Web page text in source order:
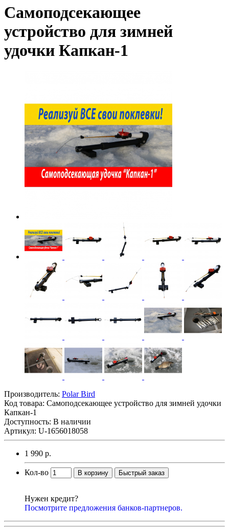
Самоподсекающее
устройство для зимней
удочки Капкан-1
Производитель: Polar Bird
Код товара: Самоподсекающее устройство для зимней удочки
Капкан-1
Доступность: В наличии
Артикул: U-1656018058
1 990 р.
Кол-во В корзину Быстрый заказ
Нужен кредит?
Посмотрите предложения банков-партнеров.